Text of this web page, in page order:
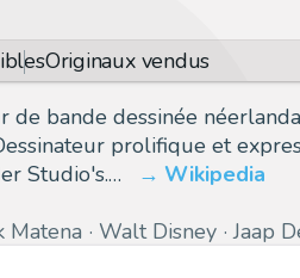
Originaux vendus
bande dessinée
prolifique et
Studio's.…
Wikipedia
Matena Walt Disney Jaap